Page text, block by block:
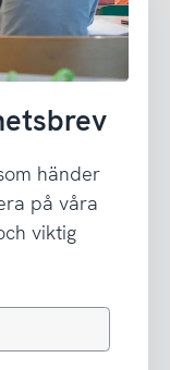
händer
på våra
viktig